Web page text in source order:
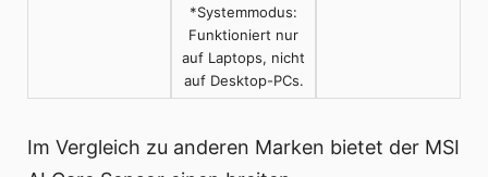
*Systemmodus:
Funktioniert nur
auf Laptops, nicht
auf Desktop-PCs.
Im Vergleich zu anderen Marken bietet der MSI